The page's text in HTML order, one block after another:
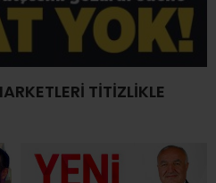
TİTİZLİKLE